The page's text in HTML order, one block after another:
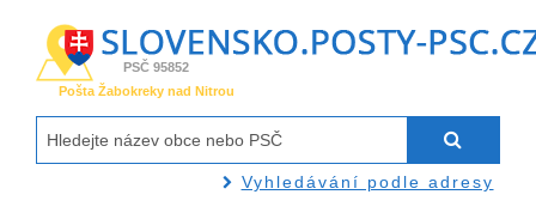
PSČ 95852
Pošta Žabokreky nad Nitrou
Vyhledávání podle adresy